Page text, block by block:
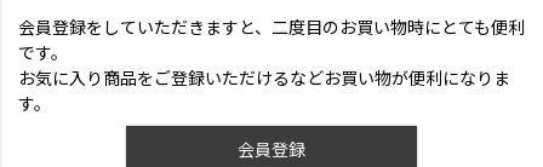
会員登録をしていただきますと、二度目のお買い物時にとても便利
です。
お気に入り商品をご登録いただけるなどお買い物が便利になりま
す。
会員登録